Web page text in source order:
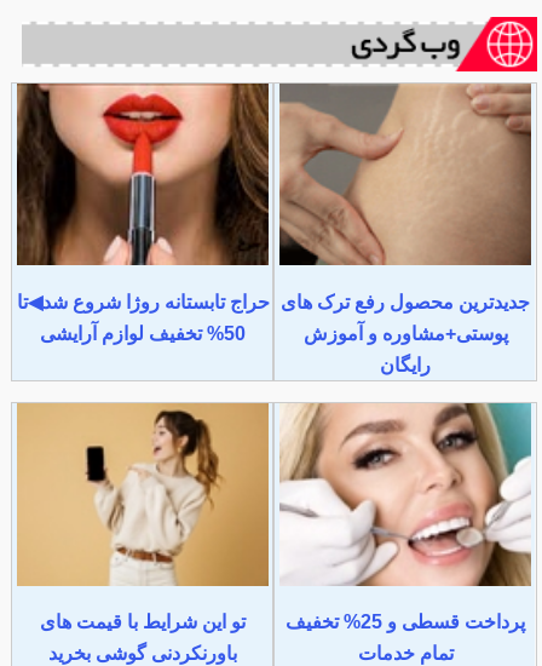
جدیدترین محصول رفع ترک های
پوستی+مشاوره و آموزش
رایگان
حراج تابستانه روژا شروع شد◀تا
50% تخفیف لوازم آرایشی
پرداخت قسطی و 25% تخفیف
تمام خدمات
تو این شرایط با قیمت های
باورنکردنی گوشی بخرید